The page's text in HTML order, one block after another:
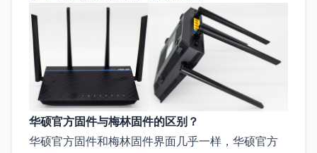
华硕官方固件与梅林固件的区别？
华硕官方固件和梅林固件界面几乎一样，华硕官方